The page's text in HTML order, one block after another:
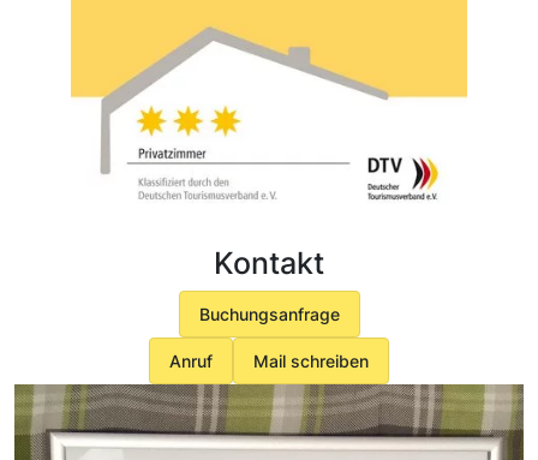
Kontakt
Buchungsanfrage
Anruf Mail schreiben